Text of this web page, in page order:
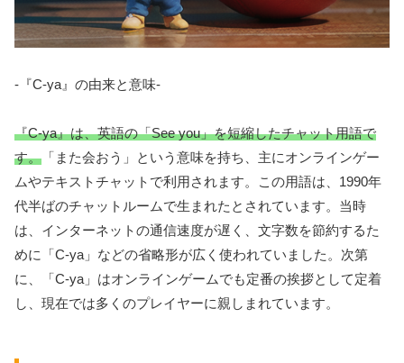
-『C-ya』の由来と意味-
『C-ya』は、英語の「See you」を短縮したチャット用語で
す。 「また会おう」という意味を持ち、主にオンラインゲー
ムやテキストチャットで利用されます。この用語は、1990年
代半ばのチャットルームで生まれたとされています。当時
は、インターネットの通信速度が遅く、文字数を節約するた
めに「C-ya」などの省略形が広く使われていました。次第
に、「C-ya」はオンラインゲームでも定番の挨拶として定着
し、現在では多くのプレイヤーに親しまれています。